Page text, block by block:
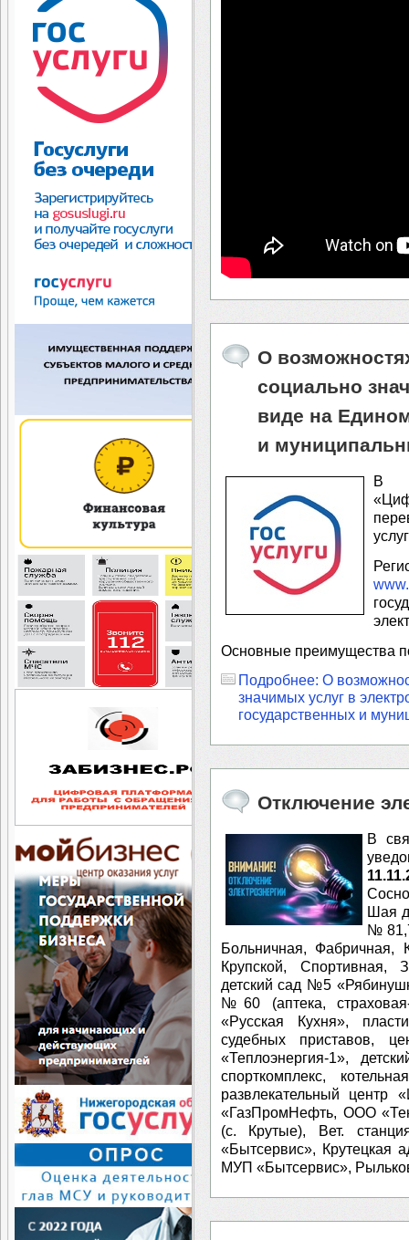
О
социально
виде на
и
В
Основные преимущества
Подробнее: О
значимых услуг в
государственных и
Отключение
В
Шая
Больничная, Фабричная,
Крупской, Спортивная,
детский сад №5
№60 (аптека,
«Русская Кухня»,
судебных приставов,
«Теплоэнергия-1»,
спорткомплекс,
развлекательный
«ГазПромНефть, ООО
(с. Крутые), Вет.
«Бытсервис», Крутецкая
МУП «Бытсервис»,